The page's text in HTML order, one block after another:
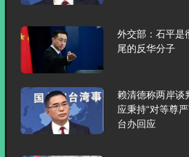
外交部：石平是
尾的反华分子
赖清德称两岸谈
应秉持“对等尊
台办回应